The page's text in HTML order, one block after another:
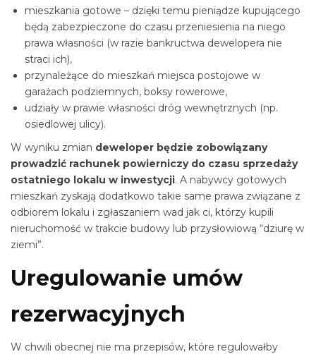
mieszkania gotowe – dzięki temu pieniądze kupującego
będą zabezpieczone do czasu przeniesienia na niego
prawa własności (w razie bankructwa dewelopera nie
straci ich),
przynależące do mieszkań miejsca postojowe w
garażach podziemnych, boksy rowerowe,
udziały w prawie własności dróg wewnętrznych (np.
osiedlowej ulicy).
W wyniku zmian deweloper będzie zobowiązany
prowadzić rachunek powierniczy do czasu sprzedaży
ostatniego lokalu w inwestycji. A nabywcy gotowych
mieszkań zyskają dodatkowo takie same prawa związane z
odbiorem lokalu i zgłaszaniem wad jak ci, którzy kupili
nieruchomość w trakcie budowy lub przysłowiową “dziurę w
ziemi”.
Uregulowanie umów
rezerwacyjnych
W chwili obecnej nie ma przepisów, które regulowałby